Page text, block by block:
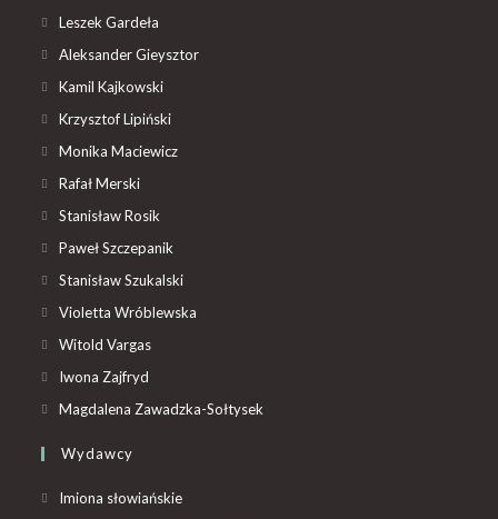
Leszek Gardeła
Aleksander Gieysztor
Kamil Kajkowski
Krzysztof Lipiński
Monika Maciewicz
Rafał Merski
Stanisław Rosik
Paweł Szczepanik
Stanisław Szukalski
Violetta Wróblewska
Witold Vargas
Iwona Zajfryd
Magdalena Zawadzka-Sołtysek
Wydawcy
Imiona słowiańskie